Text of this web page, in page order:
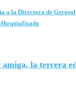
a la Directora de Gerosol
la tercera